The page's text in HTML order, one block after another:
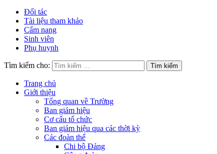
Đối tác
Tài liệu tham khảo
Cẩm nang
Sinh viên
Phụ huynh
Tìm kiếm cho:
Trang chủ
Giới thiệu
Tổng quan về Trường
Ban giám hiệu
Cơ cấu tổ chức
Ban giám hiệu qua các thời kỳ
Các đoàn thể
Chi bộ Đảng